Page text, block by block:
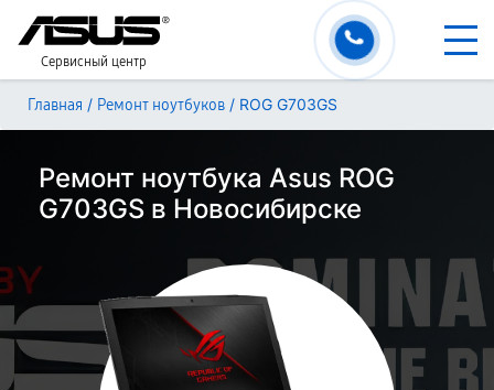
Сервисный центр
Главная / Ремонт ноутбуков / ROG G703GS
Ремонт ноутбука Asus ROG
G703GS в Новосибирске